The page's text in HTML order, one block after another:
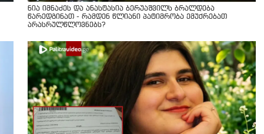
ნია იმნაძეს და ანასტასია ბერუაშვილს ბრალდება
წარედგინათ - რამდენ წლიანი პატიმრობა ემუქრებათ
არასრულწლოვნებს?